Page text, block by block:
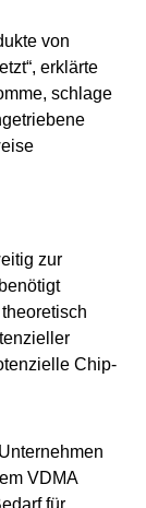
von
erklärte
schlage
zur
Chip-
VDMA